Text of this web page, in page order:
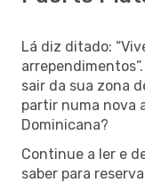
Lá diz ditado:
sair da sua zona
partir numa nova
Dominicana?
Continue a ler e
saber para